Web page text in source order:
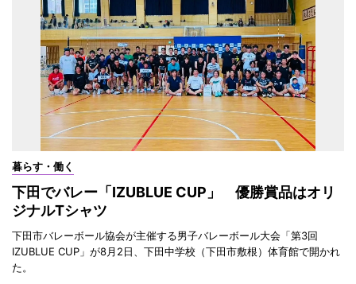
暮らす・働く
下田でバレー「IZUBLUE CUP」 優勝賞品はオリ
ジナルTシャツ
下田市バレーボール協会が主催する男子バレーボール大会「第3回
IZUBLUE CUP」が8月2日、下田中学校（下田市敷根）体育館で開かれ
た。